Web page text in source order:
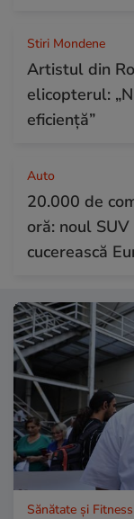
Stiri Mondene
Artistul din
elicopterul:
eficiență”
Auto
20.000 de
oră: noul
cucerească
Sănătate și Fitness